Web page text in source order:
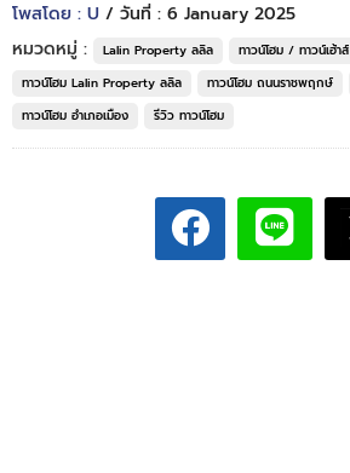
โพสโดย : U / วันที่ : 6 January 2025
หมวดหมู่ :
Lalin Property ลลิล
ทาวน์โฮม / ทาวน์เฮ้าส์
ทาวน์โฮม Lalin Property ลลิล
ทาวน์โฮม ถนนราชพฤกษ์
ทาวน์โฮม อำเภอเมือง
รีวิว ทาวน์โฮม